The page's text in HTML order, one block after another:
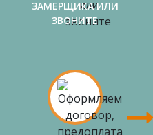
ЗАМЕРЩИКА ИЛИ
ЗВОНИТЕ